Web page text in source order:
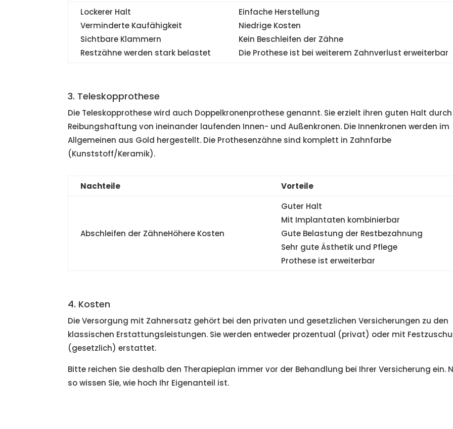
Lockerer Halt
Verminderte Kaufähigkeit
Sichtbare Klammern
Restzähne werden stark belastet
Einfache Herstellung
Niedrige Kosten
Kein Beschleifen der Zähne
Die Prothese ist bei weiterem Zahnverlust erweiterbar
3. Teleskopprothese
Die Teleskopprothese wird auch Doppelkronenprothese genannt. Sie erzielt ihren guten Halt
Reibungshaftung von ineinander laufenden Innen- und Außenkronen. Die Innenkronen werden im
Allgemeinen aus Gold hergestellt. Die Prothesenzähne sind komplett in Zahnfarbe
(Kunststoff/Keramik).
Nachteile Vorteile
Abschleifen der ZähneHöhere Kosten
Guter Halt
Mit Implantaten kombinierbar
Gute Belastung der Restbezahnung
Sehr gute Ästhetik und Pflege
Prothese ist erweiterbar
4. Kosten
Die Versorgung mit Zahnersatz gehört bei den privaten und gesetzlichen Versicherungen zu den
klassischen Erstattungsleistungen. Sie werden entweder prozentual (privat) oder mit
(gesetzlich) erstattet.
Bitte reichen Sie deshalb den Therapieplan immer vor der Behandlung bei Ihrer Versicherung ein.
so wissen Sie, wie hoch Ihr Eigenanteil ist.